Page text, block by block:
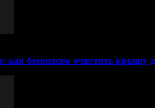
как безопасно очистить крышу